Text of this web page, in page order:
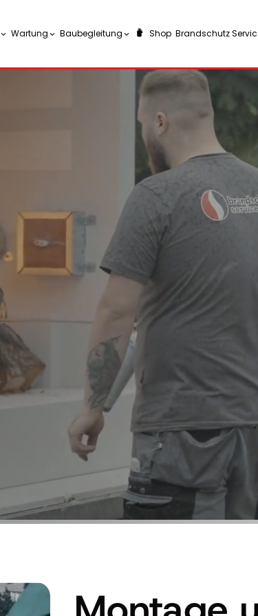
Wartung Baubegleitung Shop Brandschutz